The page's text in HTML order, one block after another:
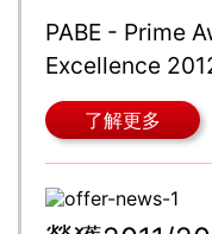
PABE - Prime
Excellence
了解更多